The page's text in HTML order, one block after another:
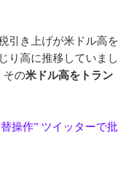
引き上げが米ドル高を
り高に推移していまし
その米ドル高をトラン
操作” ツイッターで批